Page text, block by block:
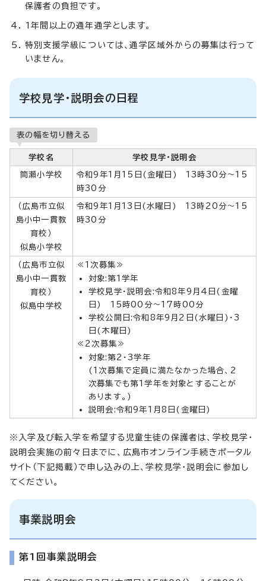
保護者の負担です。
1年間以上の通年通学とします。
特別支援学級については、通学区域外からの募集は行って
いません。
学校見学・説明会の日程
表の幅を切り替える
学校名 学校見学・説明会
筒瀬小学校
令和9年1月15日(金曜日) 13時30分～15
時30分
（広島市立似
島小中一貫教
育校）
似島小学校
令和9年1月13日(水曜日) 13時20分～15
時30分
（広島市立似
島小中一貫教
育校）
似島中学校
≪1次募集≫
対象:第1学年
学校見学・説明会:令和8年9月4日(金曜
日) 15時00分～17時00分
学校公開日:令和8年9月2日(水曜日)・3
日(木曜日)
≪2次募集≫
対象:第2・3学年
(1次募集で定員に満たなかった場合、2
次募集でも第1学年を対象とすることが
あります。)
説明会:令和9年1月8日(金曜日)
※入学及び転入学を希望する児童生徒の保護者は、学校見学・
説明会実施の前々日までに、広島市オンライン手続きポータル
サイト（下記掲載）で申し込みの上、学校見学・説明会に参加し
てください。
事業説明会
第1回事業説明会